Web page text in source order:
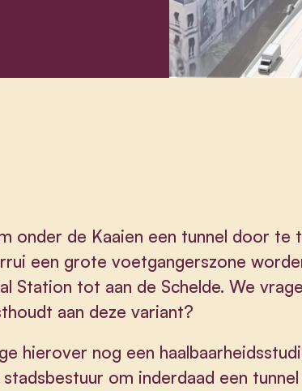
onder de Kaaien een tunnel door te
een grote voetgangerszone
Station tot aan de Schelde. We
aan deze variant?
hierover nog een
om inderdaad een